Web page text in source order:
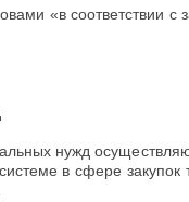
«в соответствии с
нужд
в сфере закупок